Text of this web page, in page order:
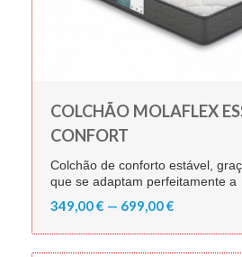
COLCHÃO MOLAFLEX
CONFORT
Colchão de conforto estável,
que se adaptam perfeitamente a
349,00 € — 699,00 €